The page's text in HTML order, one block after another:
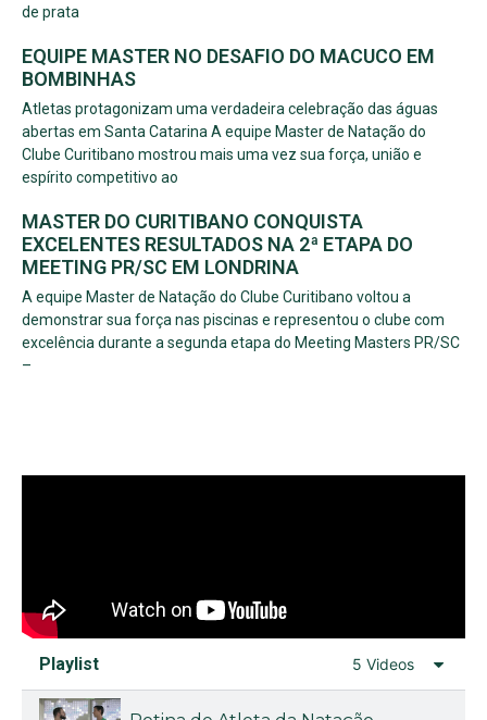
de prata
EQUIPE MASTER NO DESAFIO DO MACUCO EM
BOMBINHAS
Atletas protagonizam uma verdadeira celebração das águas
abertas em Santa Catarina A equipe Master de Natação do
Clube Curitibano mostrou mais uma vez sua força, união e
espírito competitivo ao
MASTER DO CURITIBANO CONQUISTA
EXCELENTES RESULTADOS NA 2ª ETAPA DO
MEETING PR/SC EM LONDRINA
A equipe Master de Natação do Clube Curitibano voltou a
demonstrar sua força nas piscinas e representou o clube com
excelência durante a segunda etapa do Meeting Masters PR/SC
–
Playlist 5 Videos